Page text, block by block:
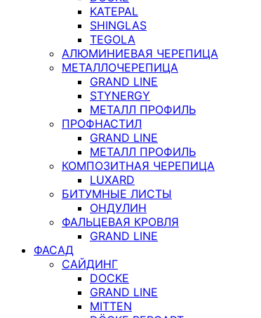
KATEPAL
SHINGLAS
TEGOLA
АЛЮМИНИЕВАЯ ЧЕРЕПИЦА
МЕТАЛЛОЧЕРЕПИЦА
GRAND LINE
STYNERGY
МЕТАЛЛ ПРОФИЛЬ
ПРОФНАСТИЛ
GRAND LINE
МЕТАЛЛ ПРОФИЛЬ
КОМПОЗИТНАЯ ЧЕРЕПИЦА
LUXARD
БИТУМНЫЕ ЛИСТЫ
ОНДУЛИН
ФАЛЬЦЕВАЯ КРОВЛЯ
GRAND LINE
ФАСАД
САЙДИНГ
DOCKE
GRAND LINE
MITTEN